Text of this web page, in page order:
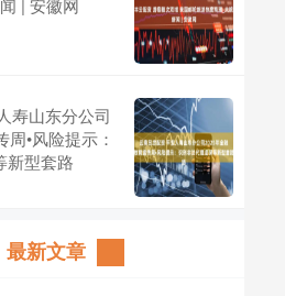
| 安徽网
寿山东分公司
•风险提示：
新型套路
最新文章